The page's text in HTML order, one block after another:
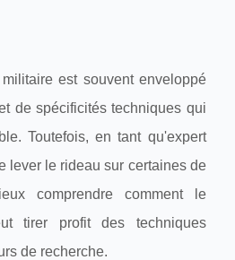
est souvent enveloppé
de spécificités techniques qui
Toutefois, en tant qu'expert
lever le rideau sur certaines de
comprendre comment le
tirer profit des techniques
de recherche.